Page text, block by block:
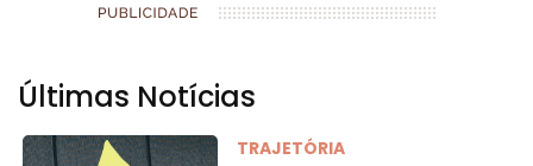
Últimas Notícias
TRAJETÓRIA